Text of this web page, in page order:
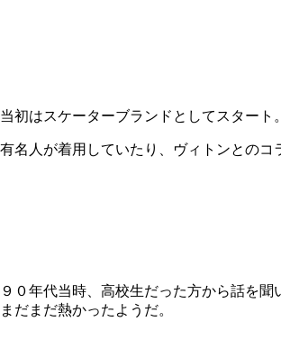
当初はスケーターブランドとしてスター
有名人が着用していたり、ヴィトンとのコ
９０年代当時、高校生だった方から話を
まだまだ熱かったようだ。